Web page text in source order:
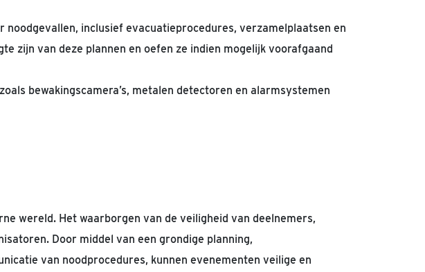
noodgevallen, inclusief evacuatieprocedures, verzamelplaatsen en
zijn van deze plannen en oefen ze indien mogelijk voorafgaand
bewakingscamera’s, metalen detectoren en alarmsystemen
wereld. Het waarborgen van de veiligheid van deelnemers,
Door middel van een grondige planning,
van noodprocedures, kunnen evenementen veilige en